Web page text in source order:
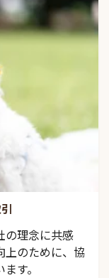
の理念に共感
上のために、協
す。